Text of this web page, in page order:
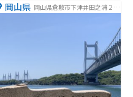
岡山県 岡山県倉敷市下津井田之浦２丁